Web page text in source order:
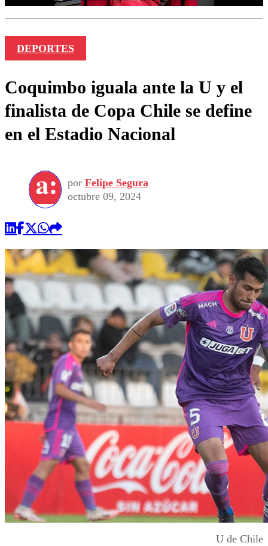
DEPORTES
Coquimbo iguala ante la U y el
finalista de Copa Chile se define
en el Estadio Nacional
por Felipe Segura
octubre 09, 2024
U de Chile